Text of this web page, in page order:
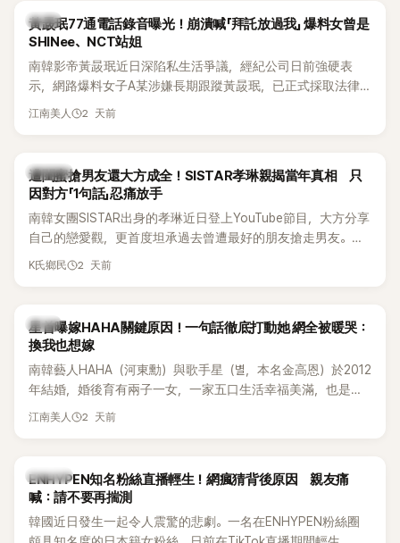
韓星
黃晸珉77通電話錄音曝光！崩潰喊「拜託放過我」 爆料女曾是
SHINee、NCT站姐
南韓影帝黃晸珉近日深陷私生活爭議，經紀公司日前強硬表
示，網路爆料女子A某涉嫌長期跟蹤黃晸珉，已正式採取法律
行動。不過，A並未停止發聲，持續透過社群平台公開爆料，反
的錄音內容，而A也首度承認自己過去曾是SHINee、NCT等偶
像團體的「站姐」，事件持續延燒。
江南美人 2 天前
K-POP
遭閨蜜搶男友還大方成全！SISTAR孝琳親揭當年真相 只
因對方「1句話」忍痛放手
南韓女團SISTAR出身的孝琳近日登上YouTube節目，大方分享
自己的戀愛觀，更首度坦承過去曾遭最好的朋友搶走男友。她
表示，當時選擇瀟灑放手，但如果同樣的事情現在再發生，「我
K氏鄉民 2 天前
韓星
星首曝嫁HAHA關鍵原因！一句話徹底打動她 網全被暖哭：
換我也想嫁
南韓藝人HAHA（河東勳）與歌手星（별，本名金高恩）於2012
年結婚，婚後育有兩子一女，一家五口生活幸福美滿，也是韓
國演藝圈公認的模範夫妻。近日，星首度公開當年決定嫁給
江南美人 2 天前
K-POP
ENHYPEN知名粉絲直播輕生！網瘋猜背後原因 親友痛
喊：請不要再揣測
韓國近日發生一起令人震驚的悲劇。一名在ENHYPEN粉絲圈